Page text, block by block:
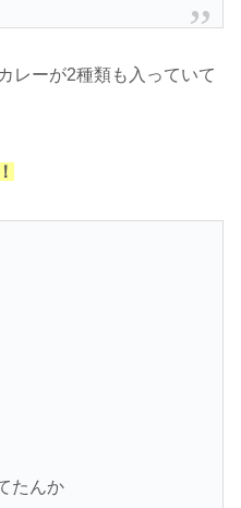
レーが2種類も入っていて
たんか